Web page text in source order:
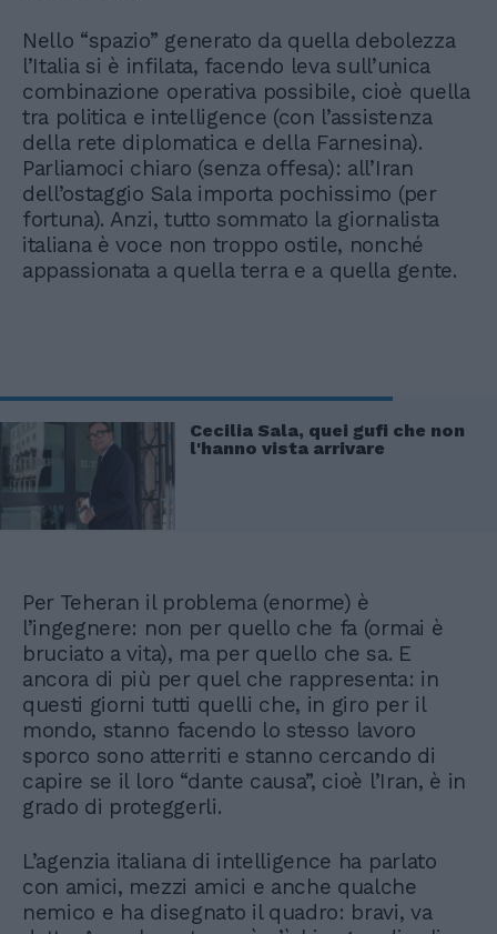
Nello “spazio” generato da quella debolezza
l’Italia si è infilata, facendo leva sull’unica
combinazione operativa possibile, cioè quella
tra politica e intelligence (con l’assistenza
della rete diplomatica e della Farnesina).
Parliamoci chiaro (senza offesa): all’Iran
dell’ostaggio Sala importa pochissimo (per
fortuna). Anzi, tutto sommato la giornalista
italiana è voce non troppo ostile, nonché
appassionata a quella terra e a quella gente.
Cecilia Sala, quei gufi che non
l'hanno vista arrivare
Per Teheran il problema (enorme) è
l’ingegnere: non per quello che fa (ormai è
bruciato a vita), ma per quello che sa. E
ancora di più per quel che rappresenta: in
questi giorni tutti quelli che, in giro per il
mondo, stanno facendo lo stesso lavoro
sporco sono atterriti e stanno cercando di
capire se il loro “dante causa”, cioè l’Iran, è in
grado di proteggerli.
L’agenzia italiana di intelligence ha parlato
con amici, mezzi amici e anche qualche
nemico e ha disegnato il quadro: bravi, va